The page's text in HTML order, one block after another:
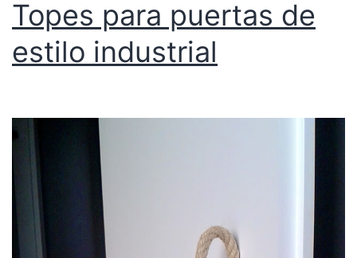
Topes para puertas de
estilo industrial